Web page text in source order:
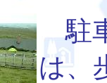
駐
は、